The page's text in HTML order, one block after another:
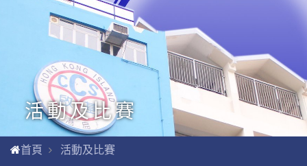
活動及比賽
首頁 活動及比賽